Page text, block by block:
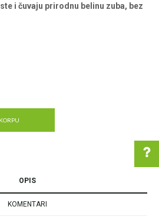
i čuvaju prirodnu belinu zuba, bez
Pomoć pri kupovini
OPIS
KOMENTARI